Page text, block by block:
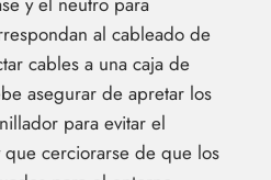
al cableado de
cables a una caja de
asegurar de apretar los
para evitar el
que cerciorarse de que los